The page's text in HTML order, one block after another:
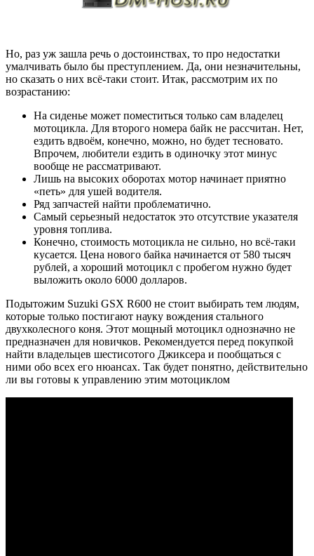
Но, раз уж зашла речь о достоинствах, то про недостатки
умалчивать было бы преступлением. Да, они незначительны,
но сказать о них всё-таки стоит. Итак, рассмотрим их по
возрастанию:
На сиденье может поместиться только сам владелец
мотоцикла. Для второго номера байк не рассчитан. Нет,
ездить вдвоём, конечно, можно, но будет тесновато.
Впрочем, любители ездить в одиночку этот минус
вообще не рассматривают.
Лишь на высоких оборотах мотор начинает приятно
«петь» для ушей водителя.
Ряд запчастей найти проблематично.
Самый серьезный недостаток это отсутствие указателя
уровня топлива.
Конечно, стоимость мотоцикла не сильно, но всё-таки
кусается. Цена нового байка начинается от 580 тысяч
рублей, а хороший мотоцикл с пробегом нужно будет
выложить около 6000 долларов.
Подытожим Suzuki GSX R600 не стоит выбирать тем людям,
которые только постигают науку вождения стального
двухколесного коня. Этот мощный мотоцикл однозначно не
предназначен для новичков. Рекомендуется перед покупкой
найти владельцев шестисотого Джиксера и пообщаться с
ними обо всех его нюансах. Так будет понятно, действительно
ли вы готовы к управлению этим мотоциклом